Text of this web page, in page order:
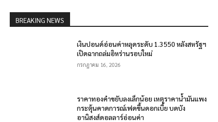
BREAKING NEWS
เงินปอนด์อ่อนค่าหลุดระดับ 1.3550 หลังสหรัฐฯ
เปิดฉากถล่มอิหร่านรอบใหม่
กรกฎาคม 16, 2026
ราคาทองคำขยับลงเล็กน้อย เหตุราคาน้ำมันแพง
กระตุ้นคาดการณ์เฟดขึ้นดอกเบี้ย บดบัง
อานิสงส์ดอลลาร์อ่อนค่า